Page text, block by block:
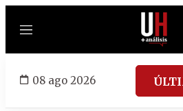
Menú
08 ago 2026